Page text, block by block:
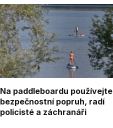
Na paddleboardu používejte
bezpečnostní popruh, radí
policisté a záchranáři